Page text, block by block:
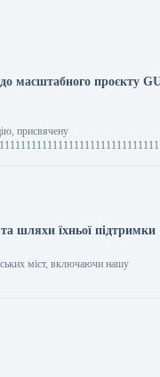
масштабного проєкту
та шляхи їхньої підтримки
міст, включаючи нашу